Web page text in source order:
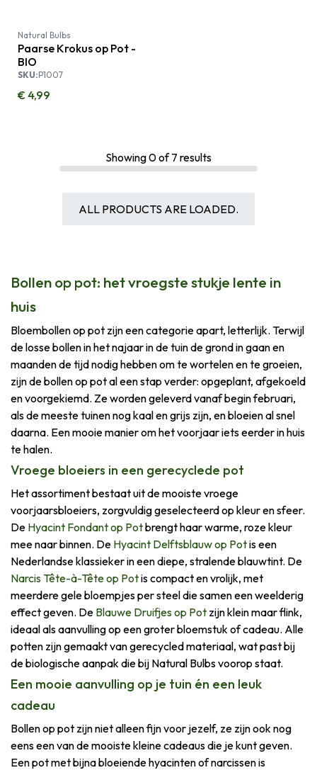
Uitverkocht
Natural Bulbs
Paarse Krokus op Pot -
BIO
SKU:P1007
€4,99
Showing0of7 results
ALL PRODUCTS ARE LOADED.
Bollen op pot: het vroegste stukje lente in
huis
Bloembollen op pot zijn een categorie apart, letterlijk. Terwijl
de losse bollen in het najaar in de tuin de grond in gaan en
maanden de tijd nodig hebben om te wortelen en te groeien,
zijn de bollen op pot al een stap verder: opgeplant, afgekoeld
en voorgekiemd. Ze worden geleverd vanaf begin februari,
als de meeste tuinen nog kaal en grijs zijn, en bloeien al snel
daarna. Een mooie manier om het voorjaar iets eerder in huis
te halen.
Vroege bloeiers in een gerecyclede pot
Het assortiment bestaat uit de mooiste vroege
voorjaarsbloeiers, zorgvuldig geselecteerd op kleur en sfeer.
De Hyacint Fondant op Potbrengt haar warme, roze kleur
mee naar binnen. De Hyacint Delftsblauw op Potis een
Nederlandse klassieker in een diepe, stralende blauwtint. De
Narcis Tête-à-Tête op Potis compact en vrolijk, met
meerdere gele bloempjes per steel die samen een weelderig
effect geven. De Blauwe Druifjes op Pot zijn klein maar flink,
ideaal als aanvulling op een groter bloemstuk of cadeau. Alle
potten zijn gemaakt van gerecycled materiaal, wat past bij
de biologische aanpak die bij Natural Bulbs voorop staat.
Een mooie aanvulling op je tuin én een leuk
cadeau
Bollen op pot zijn niet alleen fijn voor jezelf, ze zijn ook nog
eens een van de mooiste kleine cadeaus die je kunt geven.
Een pot met bijna bloeiende hyacinten of narcissen is